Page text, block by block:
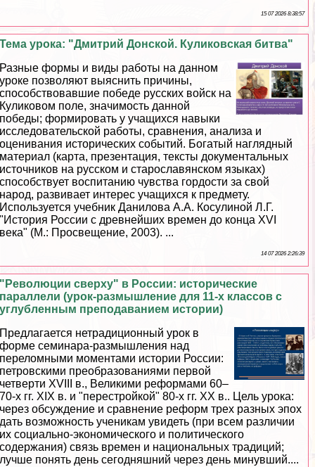
15 07 2026 8:38:57
Тема урока: "Дмитрий Донской. Куликовская битва"
Разные формы и виды работы на данном
уроке позволяют выяснить причины,
способствовавшие победе русских войск на
Куликовом поле, значимость данной
победы; формировать у учащихся навыки
исследовательской работы, сравнения, анализа и
оценивания исторических событий. Богатый наглядный
материал (карта, презентация, тексты документальных
источников на русском и старославянском языках)
способствует воспитанию чувства гордости за свой
народ, развивает интерес учащихся к предмету.
Используется учебник Данилова А.А. Косулиной Л.Г.
"История России с древнейших времен до конца XVI
века" (М.: Просвещение, 2003). ...
14 07 2026 2:26:39
"Революции сверху" в России: исторические
параллели (урок-размышление для 11-х классов с
углубленным преподаванием истории)
Предлагается нетрадиционный урок в
форме семинара-размышления над
переломными моментами истории России:
петровскими преобразованиями первой
четверти XVIII в., Великими реформами 60–
70-х гг. XIX в. и "перестройкой" 80-х гг. ХХ в.. Цель урока:
через обсуждение и сравнение реформ трех разных эпох
дать возможность ученикам увидеть (при всем различии
их социально-экономического и политического
содержания) связь времен и национальных традиций;
лучше понять день сегодняшний через день минувший....